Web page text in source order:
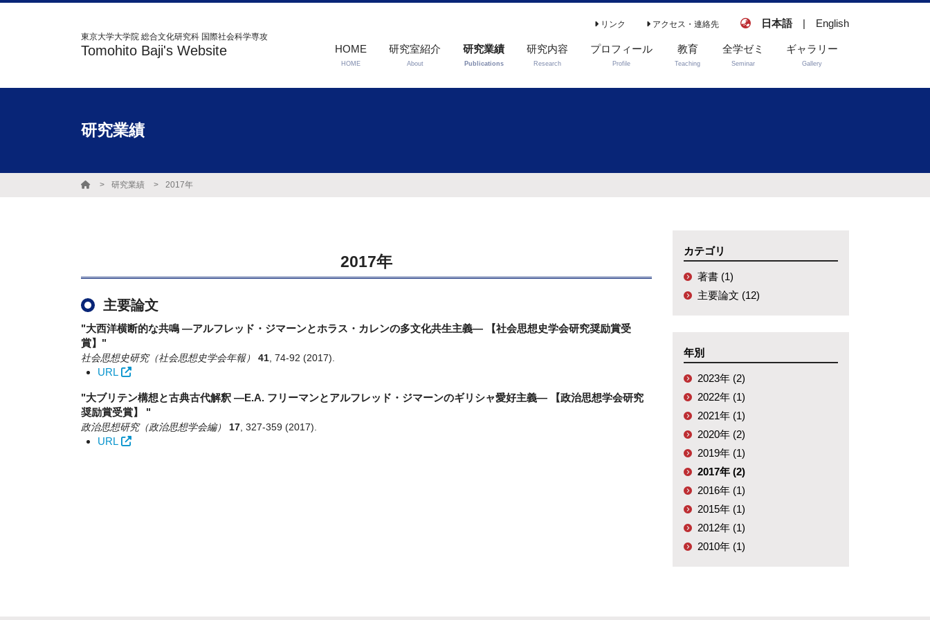
東京大学大学院 総合文化研究科 国際社会科学専攻
Tomohito Baji's Website
リンク アクセス・連絡先 日本語 | English
HOME
HOME
研究室紹介
About
研究業績
Publications
研究内容
Research
プロフィール
Profile
教育
Teaching
全学ゼミ
Seminar
ス
ギャラリー
Gallery
研究業績
研究業績 2017年
2017年
主要論文
"大西洋横断的な共鳴 ―アルフレッド・ジマーンとホラス・カレンの多文化共生主義— 【社会思想史学会研究奨励賞受
賞】"
社会思想史研究（社会思想史学会年報） 41 74-92 (2017)
URL
"大ブリテン構想と古典古代解釈 ―E.A. フリーマンとアルフレッド・ジマーンのギリシャ愛好主義― 【政治思想学会研究
奨励賞受賞】 "
政治思想研究（政治思想学会編） 17 327-359 (2017)
URL
カテゴリ
著書 (1)
主要論文 (12)
年別
2023年 (2)
2022年 (1)
2021年 (1)
2020年 (2)
2019年 (1)
2017年 (2)
2016年 (1)
2015年 (1)
2012年 (1)
2010年 (1)